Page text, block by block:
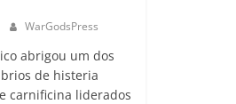
WarGodsPress
abrigou um dos
de histeria
carnificina liderados